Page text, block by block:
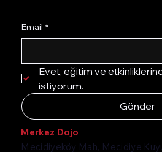
Email *
Evet, eğitim ve
istiyorum.
Gönder
Merkez Dojo
Mecidiyeköy Mah, Mecidiye